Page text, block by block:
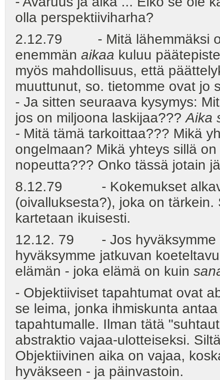
olla perspektiiviharha?
2.12.79 - Mitä lähemmäksi
enemmän aikaa kuluu
myös mahdollisuus, että
muuttunut, so. tietomme ovat
- Ja sitten seuraava kysymys:
jos on miljoona laskijaa???Aika
- Mitä tämä tarkoittaa??? Mikä
ongelmaan? Mikä yhteys sillä
nopeutta??? Onko tässä jotain
8.12.79 - Kokemukset
(oivalluksesta?), joka on
kartetaan ikuisesti.
12.12. 79 - Jos hyväksymme
hyväksymme jatkuvan
elämän - joka elämä on kuin
- Objektiiviset tapahtumat ovat
se leima, jonka ihmiskunta
tapahtumalle. Ilman tätä
abstraktio vajaa-ulotteiseksi.
Objektiivinen aika on vajaa,
hyväkseen - ja päinvastoin.